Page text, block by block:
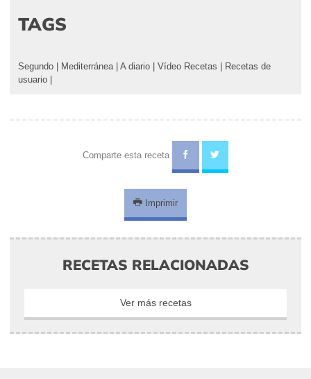
TAGS
Segundo Mediterránea A diario Vídeo Recetas
Recetas de
usuario
Comparte esta receta
Imprimir
RECETAS RELACIONADAS
Ver más recetas